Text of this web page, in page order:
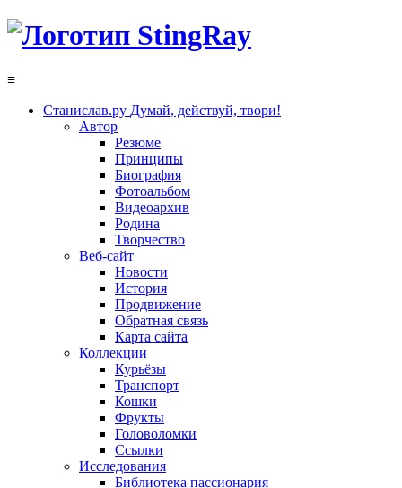
≡
Станислав.ру Думай, действуй, твори!
Автор
Резюме
Принципы
Биография
Фотоальбом
Видеоархив
Родина
Творчество
Веб-сайт
Новости
История
Продвижение
Обратная связь
Карта сайта
Коллекции
Курьёзы
Транспорт
Кошки
Фрукты
Головоломки
Ссылки
Исследования
Библиотека пассионария